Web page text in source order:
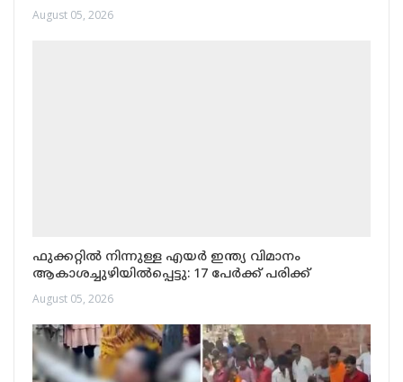
August 05, 2026
ഫുക്കറ്റിൽ നിന്നുള്ള എയർ ഇന്ത്യ വിമാനം
ആകാശച്ചുഴിയിൽപ്പെട്ടു: 17 പേർക്ക് പരിക്ക്
August 05, 2026